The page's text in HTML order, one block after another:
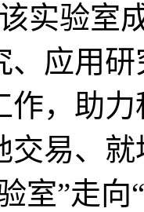
验室成
、应用
作，助
交易、
室”走向